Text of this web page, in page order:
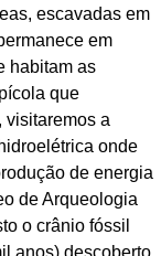
escavadas em
em
habitam as
que
visitaremos a
onde
de energia
de Arqueologia
o crânio fóssil
anos) descoberto